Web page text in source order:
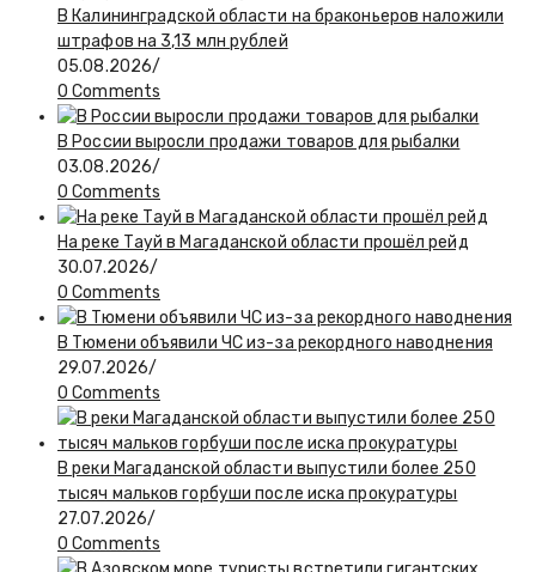
В Калининградской области на браконьеров наложили
штрафов на 3,13 млн рублей
05.08.2026/
0 Comments
В России выросли продажи товаров для рыбалки
03.08.2026/
0 Comments
На реке Тауй в Магаданской области прошёл рейд
30.07.2026/
0 Comments
В Тюмени объявили ЧС из-за рекордного наводнения
29.07.2026/
0 Comments
В реки Магаданской области выпустили более 250
тысяч мальков горбуши после иска прокуратуры
27.07.2026/
0 Comments